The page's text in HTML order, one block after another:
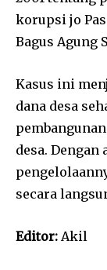
korupsi jo
Bagus Agung
Kasus ini
dana desa
desa.
secara
Editor: Akil